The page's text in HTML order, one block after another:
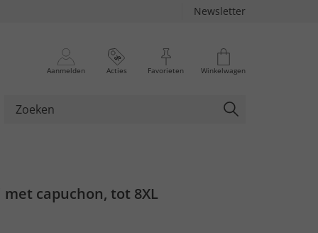
Newsletter
Aanmelden Acties Favorieten Winkelwagen
capuchon, tot 8XL